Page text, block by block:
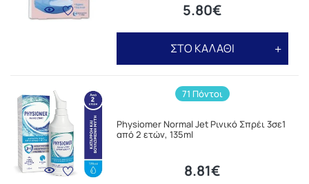
5.80€
ΣΤΟ ΚΑΛΑΘΙ
71 Πόντοι
Physiomer Normal Jet Ρινικό Σπρέι 3σε1
από 2 ετών, 135ml
8.81€